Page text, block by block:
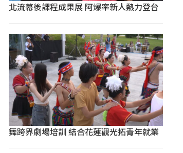
北流幕後課程成果展 阿爆率新人熱力登台
舞跨界劇場培訓 結合花蓮觀光拓青年就業